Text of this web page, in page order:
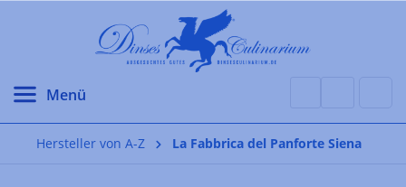
Hersteller von A-Z La Fabbrica del Panforte Siena